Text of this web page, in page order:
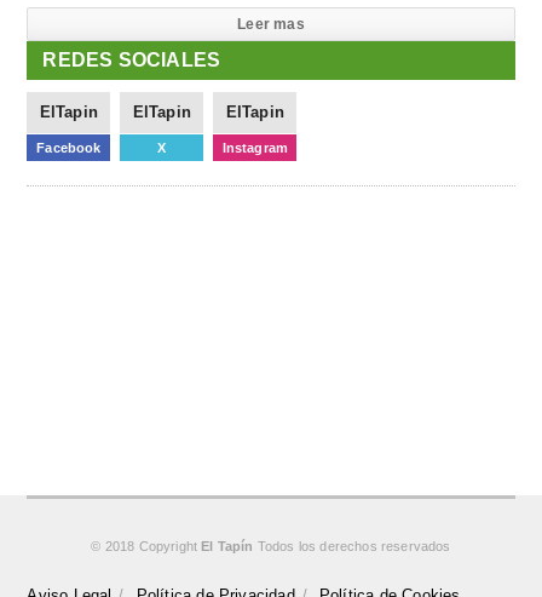
Leer mas
REDES SOCIALES
ElTapin
Facebook
ElTapin
X
ElTapin
Instagram
© 2018 Copyright El Tapín Todos los derechos reservados